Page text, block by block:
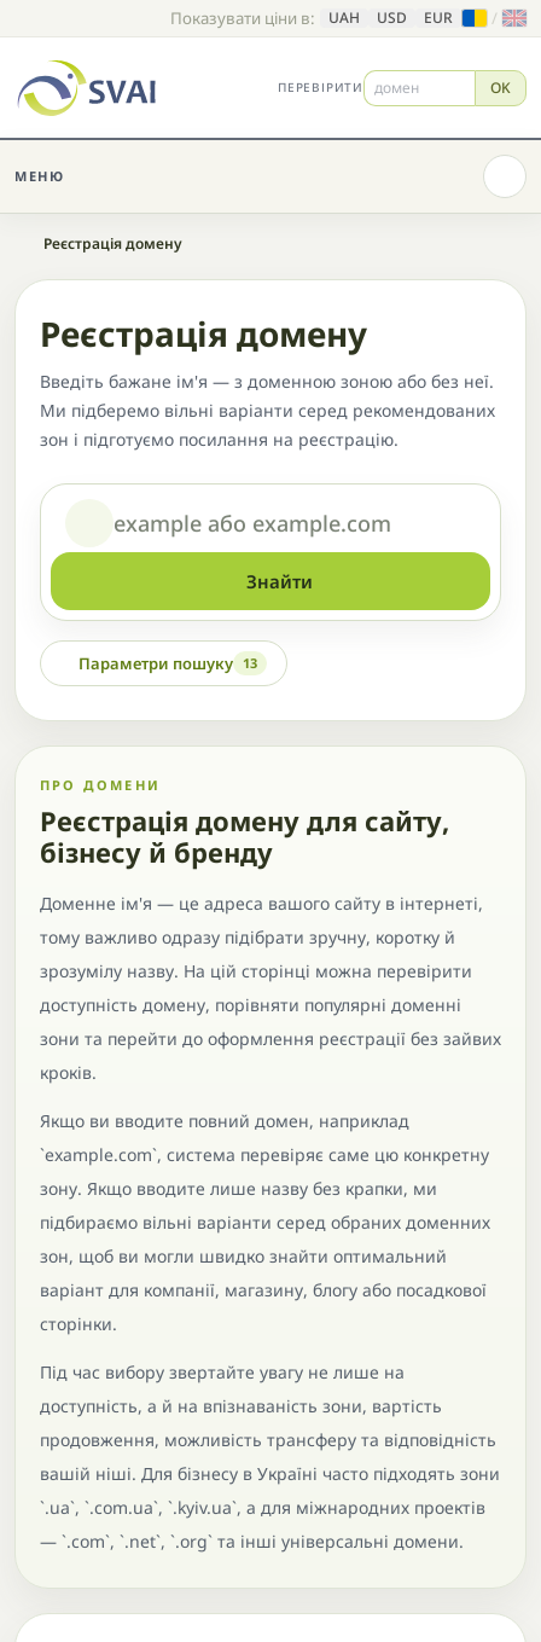
Показувати ціни в: UAH USD EUR /
ПЕРЕВІРИТИ OK
МЕНЮ
Головна
Реєстрація домену
Реєстрація домену
Введіть бажане ім'я — з доменною зоною або без неї.
Ми підберемо вільні варіанти серед рекомендованих
зон і підготуємо посилання на реєстрацію.
Домен або назва
Знайти
Параметри пошуку 13
ПРО ДОМЕНИ
Реєстрація домену для сайту,
бізнесу й бренду
Доменне ім'я — це адреса вашого сайту в інтернеті,
тому важливо одразу підібрати зручну, коротку й
зрозумілу назву. На цій сторінці можна перевірити
доступність домену, порівняти популярні доменні
зони та перейти до оформлення реєстрації без зайвих
кроків.
Якщо ви вводите повний домен, наприклад
`example.com`, система перевіряє саме цю конкретну
зону. Якщо вводите лише назву без крапки, ми
підбираємо вільні варіанти серед обраних доменних
зон, щоб ви могли швидко знайти оптимальний
варіант для компанії, магазину, блогу або посадкової
сторінки.
Під час вибору звертайте увагу не лише на
доступність, а й на впізнаваність зони, вартість
продовження, можливість трансферу та відповідність
вашій ніші. Для бізнесу в Україні часто підходять зони
`.ua`, `.com.ua`, `.kyiv.ua`, а для міжнародних проектів
— `.com`, `.net`, `.org` та інші універсальні домени.